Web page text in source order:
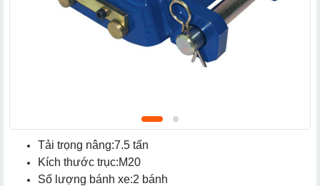
Tải trọng nâng:7.5 tấn
Kích thước trục:M20
Số lượng bánh xe:2 bánh